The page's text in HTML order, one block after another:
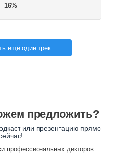
17%
ещё один трек
предложить?
или презентацию прямо
профессиональных дикторов